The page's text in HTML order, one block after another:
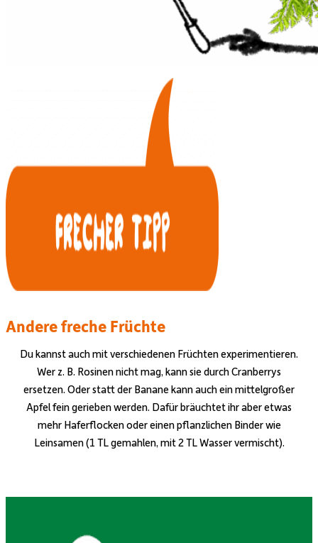
Andere freche Früchte
Du kannst auch mit verschiedenen Früchten experimentieren.
Wer z. B. Rosinen nicht mag, kann sie durch Cranberrys
ersetzen. Oder statt der Banane kann auch ein mittelgroßer
Apfel fein gerieben werden. Dafür bräuchtet ihr aber etwas
mehr Haferflocken oder einen pflanzlichen Binder wie
Leinsamen (1 TL gemahlen, mit 2 TL Wasser vermischt).